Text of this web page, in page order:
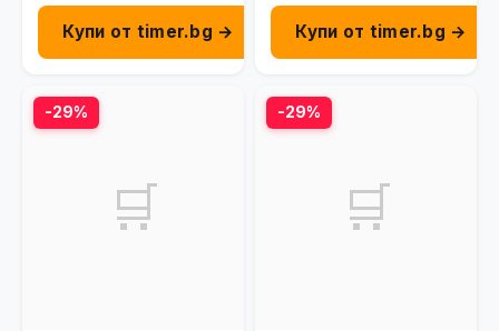
Купи от timer.bg → Купи от timer.bg →
-29%
🛒
-29%
🛒